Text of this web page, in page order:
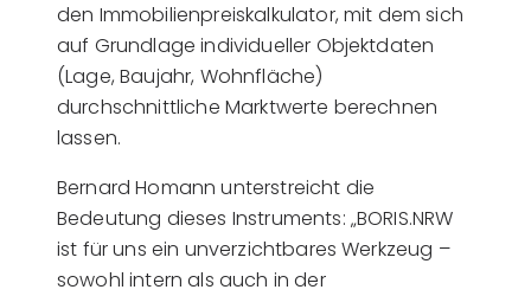
den Immobilienpreiskalkulator, mit dem sich
auf Grundlage individueller Objektdaten
(Lage, Baujahr, Wohnfläche)
durchschnittliche Marktwerte berechnen
lassen.
Bernard Homann unterstreicht die
Bedeutung dieses Instruments: „BORIS.NRW
ist für uns ein unverzichtbares Werkzeug –
sowohl intern als auch in der